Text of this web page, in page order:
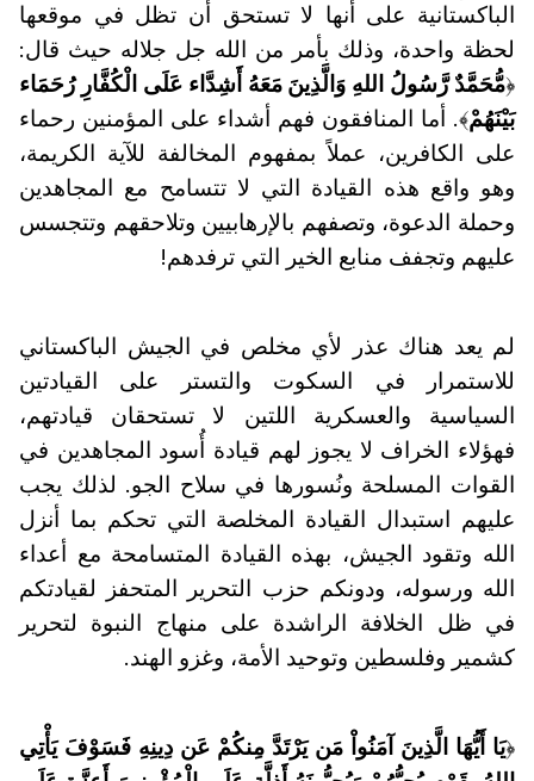
الباكستانية على أنها لا تستحق أن تظل في موقعها
لحظة واحدة، وذلك بأمر من الله جل جلاله حيث قال:
﴿مُّحَمَّدٌ رَّسُولُ اللهِ وَالَّذِينَ مَعَهُ أَشِدَّاء عَلَى الْكُفَّارِ رُحَمَاء
بَيْنَهُمْ﴾. أما المنافقون فهم أشداء على المؤمنين رحماء
على الكافرين، عملاً بمفهوم المخالفة للآية الكريمة،
وهو واقع هذه القيادة التي لا تتسامح مع المجاهدين
وحملة الدعوة، وتصفهم بالإرهابيين وتلاحقهم وتتجسس
عليهم وتجفف منابع الخير التي ترفدهم!
لم يعد هناك عذر لأي مخلص في الجيش الباكستاني
للاستمرار في السكوت والتستر على القيادتين
السياسية والعسكرية اللتين لا تستحقان قيادتهم،
فهؤلاء الخراف لا يجوز لهم قيادة أُسود المجاهدين في
القوات المسلحة ونُسورها في سلاح الجو. لذلك يجب
عليهم استبدال القيادة المخلصة التي تحكم بما أنزل
الله وتقود الجيش، بهذه القيادة المتسامحة مع أعداء
الله ورسوله، ودونكم حزب التحرير المتحفز لقيادتكم
في ظل الخلافة الراشدة على منهاج النبوة لتحرير
كشمير وفلسطين وتوحيد الأمة، وغزو الهند.
﴿يَا أَيُّهَا الَّذِينَ آمَنُواْ مَن يَرْتَدَّ مِنكُمْ عَن دِينِهِ فَسَوْفَ يَأْتِي